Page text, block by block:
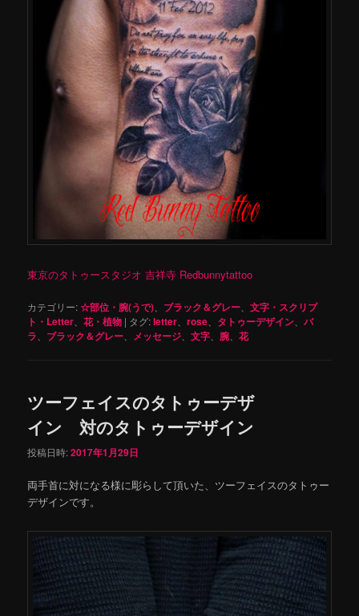
東京のタトゥースタジオ 吉祥寺 Redbunnytattoo
カテゴリー:☆部位・腕(うで) ブラック＆グレー 、文字・スクリプ
ト・Letter 、花・植物 | タグ:letter 、rose タトゥーデザイン 、バ
ラ
ブラック＆グレー メッセージ 、文字 腕 、花
ツーフェイスのタトゥーデザ
イン 対のタトゥーデザイン
投稿日時:2017年1月29日
両手首に対になる様に彫らして頂いた、ツーフェイスのタトゥー
デザインです。